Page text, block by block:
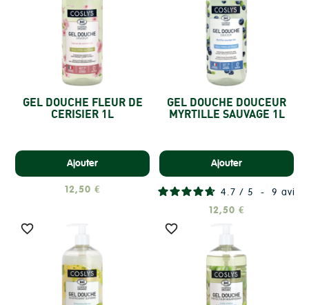
GEL DOUCHE FLEUR DE
CERISIER 1L
Ajouter
12,50 €
GEL DOUCHE DOUCEUR
MYRTILLE SAUVAGE 1L
Ajouter
4.7 / 5 - 9 avis
12,50 €
 